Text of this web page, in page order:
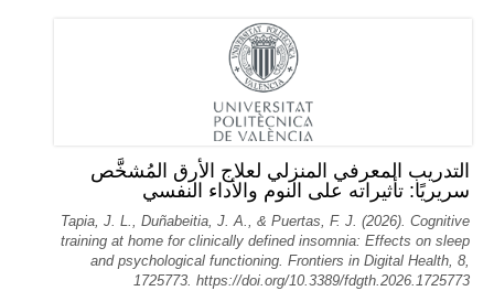
التدريب المعرفي المنزلي لعلاج الأرق المُشخَّص
سريريًا: تأثيراته على النوم والأداء النفسي
Tapia, J. L., Duñabeitia, J. A., & Puertas, F. J. (2026). Cognitive
training at home for clinically defined insomnia: Effects on sleep
and psychological functioning. Frontiers in Digital Health, 8,
1725773. https://doi.org/10.3389/fdgth.2026.1725773